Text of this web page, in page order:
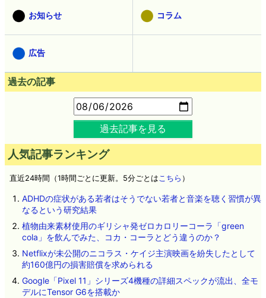
お知らせ コラム
広告
過去の記事
過去記事を見る
人気記事ランキング
直近24時間（1時間ごとに更新。5分ごとはこちら ）
ADHDの症状がある若者はそうでない若者と音楽を聴く習慣が異
なるという研究結果
植物由来素材使用のギリシャ発ゼロカロリーコーラ「green
cola」を飲んでみた、コカ・コーラとどう違うのか？
Netflixが未公開のニコラス・ケイジ主演映画を紛失したとして
約160億円の損害賠償を求められる
Google「Pixel 11」シリーズ4機種の詳細スペックが流出、全モ
デルにTensor G6を搭載か